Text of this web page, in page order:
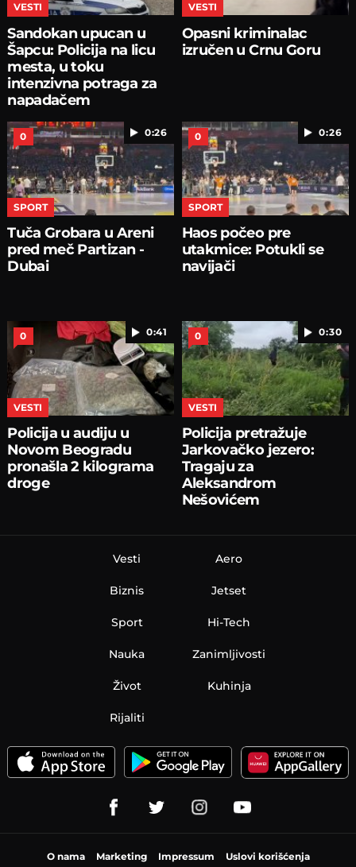
VESTI
Sandokan upucan u
Šapcu: Policija na licu
mesta, u toku
intenzivna potraga za
napadačem
VESTI
Opasni kriminalac
izručen u Crnu Goru
0:26
0
SPORT
Tuča Grobara u Areni
pred meč Partizan -
Dubai
0:26
0
SPORT
Haos počeo pre
utakmice: Potukli se
navijači
0:41
0
VESTI
Policija u audiju u
Novom Beogradu
pronašla 2 kilograma
droge
0:30
0
VESTI
Policija pretražuje
Jarkovačko jezero:
Tragaju za
Aleksandrom
Nešovićem
Vesti
Biznis
Sport
Nauka
Aero
Jetset
Hi-Tech
Zanimljivosti
Život Kuhinja
Rijaliti
O nama Marketing Impressum Uslovi korišćenja